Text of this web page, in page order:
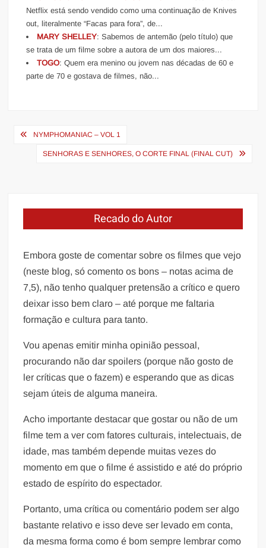
Netflix está sendo vendido como uma continuação de Knives
out, literalmente “Facas para fora”, de...
MARY SHELLEY: Sabemos de antemão (pelo título) que
se trata de um filme sobre a autora de um dos maiores...
TOGO: Quem era menino ou jovem nas décadas de 60 e
parte de 70 e gostava de filmes, não...
Navegação
NYMPHOMANIAC – VOL 1
SENHORAS E SENHORES, O CORTE FINAL (FINAL CUT)
Recado do Autor
Embora goste de comentar sobre os filmes que vejo
(neste blog, só comento os bons – notas acima de
7,5), não tenho qualquer pretensão a crítico e quero
deixar isso bem claro – até porque me faltaria
formação e cultura para tanto.
Vou apenas emitir minha opinião pessoal,
procurando não dar spoilers (porque não gosto de
ler críticas que o fazem) e esperando que as dicas
sejam úteis de alguma maneira.
Acho importante destacar que gostar ou não de um
filme tem a ver com fatores culturais, intelectuais, de
idade, mas também depende muitas vezes do
momento em que o filme é assistido e até do próprio
estado de espírito do espectador.
Portanto, uma crítica ou comentário podem ser algo
bastante relativo e isso deve ser levado em conta,
da mesma forma como é bom sempre lembrar como